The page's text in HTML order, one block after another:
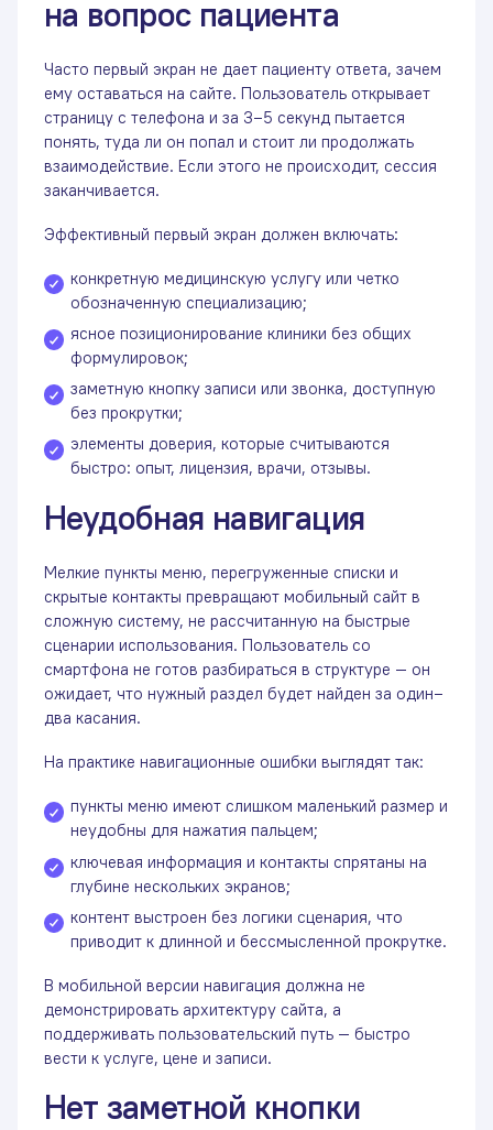
на вопрос пациента
Часто первый экран не дает пациенту ответа, зачем
ему оставаться на сайте. Пользователь открывает
страницу с телефона и за 3–5 секунд пытается
понять, туда ли он попал и стоит ли продолжать
взаимодействие. Если этого не происходит, сессия
заканчивается.
Эффективный первый экран должен включать:
конкретную медицинскую услугу или четко
обозначенную специализацию;
ясное позиционирование клиники без общих
формулировок;
заметную кнопку записи или звонка, доступную
без прокрутки;
элементы доверия, которые считываются
быстро: опыт, лицензия, врачи, отзывы.
Неудобная навигация
Мелкие пункты меню, перегруженные списки и
скрытые контакты превращают мобильный сайт в
сложную систему, не рассчитанную на быстрые
сценарии использования. Пользователь со
смартфона не готов разбираться в структуре — он
ожидает, что нужный раздел будет найден за один–
два касания.
На практике навигационные ошибки выглядят так:
пункты меню имеют слишком маленький размер и
неудобны для нажатия пальцем;
ключевая информация и контакты спрятаны на
глубине нескольких экранов;
контент выстроен без логики сценария, что
приводит к длинной и бессмысленной прокрутке.
В мобильной версии навигация должна не
демонстрировать архитектуру сайта, а
поддерживать пользовательский путь — быстро
вести к услуге, цене и записи.
Нет заметной кнопки